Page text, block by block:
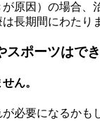
原因）の場合
長期間にわたり
ポーツはで
ん。
必要になるかも